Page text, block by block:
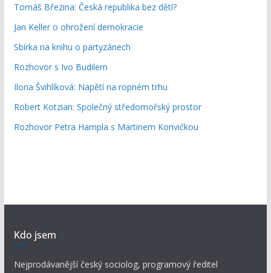
Tomáš Březina: Česká republika bez dětí?
Jan Keller o ohrožení demokracie
Sbírka na knihu o partyzánech
Rozhovor s Ivo Budilem
Ilona Švihlíková: Napětí na ropném trhu
Robert Kotzian: Společný středomořský prostor
Rozhovor Petra Hampla s Martinem Konvičkou
Kdo jsem
Nejprodávanější český sociolog, programový ředitel